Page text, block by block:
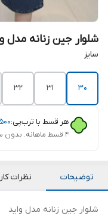
شلوار جین زنانه مدل
سایز
30
31
32
هر قسط با ترب‌پی:
۴ قسط ماهانه. بدون سود، چک و ضامن.
توضیحات نظرات
شلوار جین زنانه مدل واید